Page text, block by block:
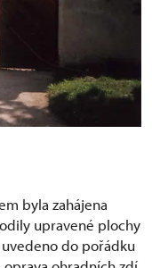
byla zahájena
upravené plochy
do pořádku